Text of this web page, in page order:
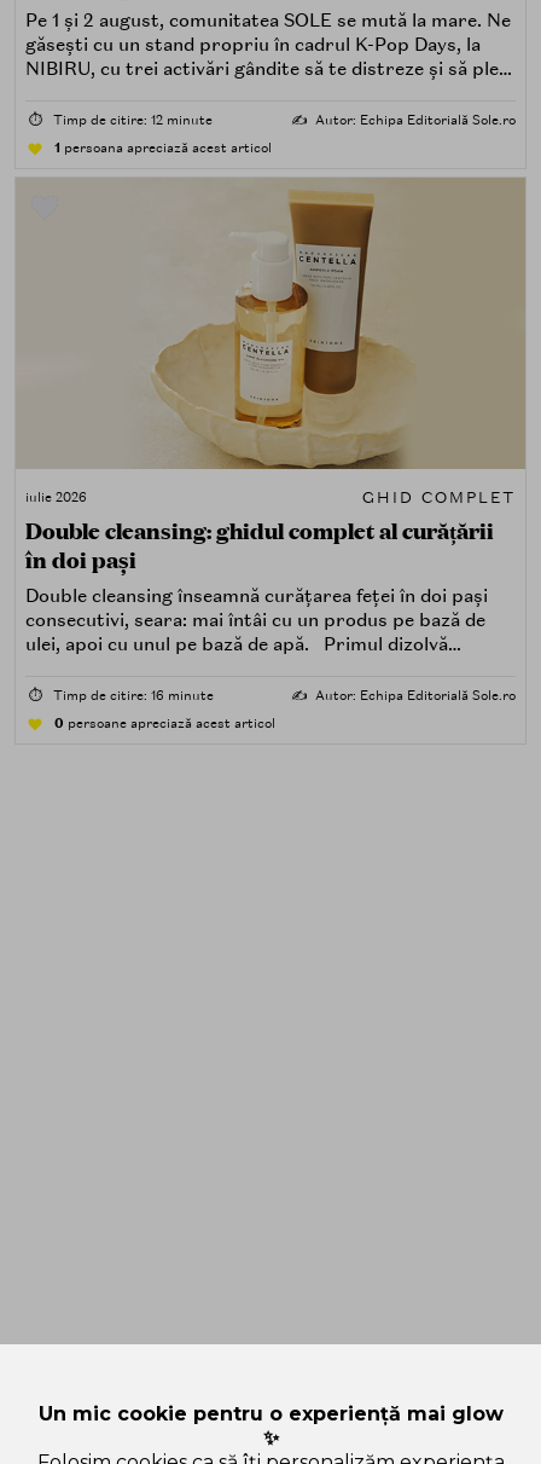
Pe 1 și 2 august, comunitatea SOLE se mută la mare. Ne
găsești cu un stand propriu în cadrul K-Pop Days, la
NIBIRU, cu trei activări gândite să te distreze și să pleci
⏱️ Timp de citire: 12 minute ✍️ Autor: Echipa Editorială Sole.ro
1 persoana apreciază acest articol
iulie 2026 GHID COMPLET
Double cleansing: ghidul complet al curățării
în doi pași
Double cleansing înseamnă curățarea feței în doi pași
consecutivi, seara: mai întâi cu un produs pe bază de
ulei, apoi cu unul pe bază de apă. Primul dizolvă
poluare. Al doilea îndepărtează impuritățile solubile în
⏱️ Timp de citire: 16 minute ✍️ Autor: Echipa Editorială Sole.ro
0 persoane apreciază acest articol
Un mic cookie pentru o experiență mai glow
✨